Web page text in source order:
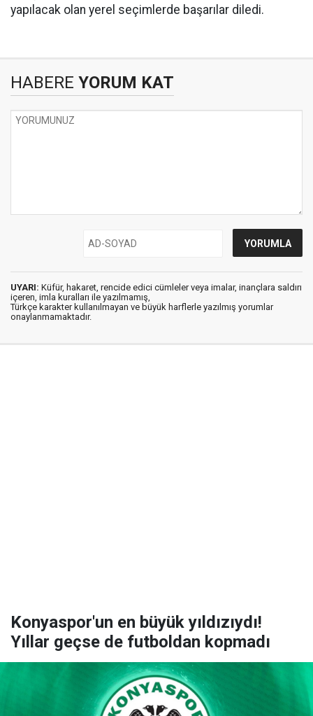
yapılacak olan yerel seçimlerde başarılar diledi.
HABERE YORUM KAT
UYARI: Küfür, hakaret, rencide edici cümleler veya imalar, inançlara saldırı
içeren, imla kuralları ile yazılmamış,
Türkçe karakter kullanılmayan ve büyük harflerle yazılmış yorumlar
onaylanmamaktadır.
Konyaspor'un en büyük yıldızıydı!
Yıllar geçse de futboldan kopmadı